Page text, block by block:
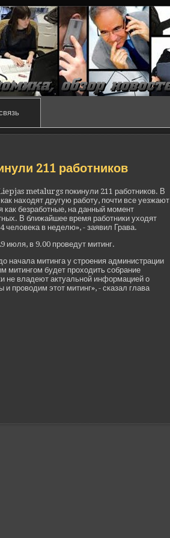
211 работников
metalurgs покинули 211 работников. В
находят другую работу, почти все уезжают
как безработные, на данный момент
В ближайшее время работники уходят
челове­ка в неде­лю», - заявил Грава.
июля, в 9.00 прове­дут митинг.
начала митинга у строения администрации
митингом буде­т проходить собрание
не владе­ют актуальной информацией о
проводим этот митинг», - сказал глава